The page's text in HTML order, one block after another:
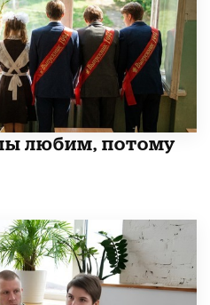
любим, потому